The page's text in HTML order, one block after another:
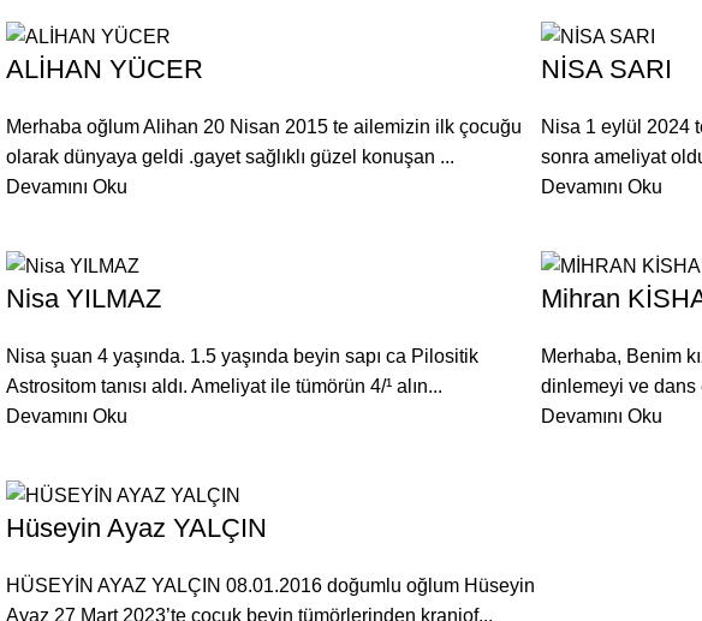
ALİHAN YÜCER
Merhaba oğlum Alihan 20 Nisan 2015 te ailemizin ilk çocuğu
olarak dünyaya geldi .gayet sağlıklı güzel konuşan ...
Devamını Oku
NİSA SARI
Nisa 1 eylül 2024
sonra ameliyat
Devamını Oku
Nisa YILMAZ
Nisa şuan 4 yaşında. 1.5 yaşında beyin sapı ca Pilositik
Astrositom tanısı aldı. Ameliyat ile tümörün 4/¹ alın...
Devamını Oku
Mihran
Merhaba, Benim
dinlemeyi ve dans
Devamını Oku
Hüseyin Ayaz YALÇIN
HÜSEYİN AYAZ YALÇIN 08.01.2016 doğumlu oğlum Hüseyin
Ayaz 27 Mart 2023’te çocuk beyin tümörlerinden kraniof...